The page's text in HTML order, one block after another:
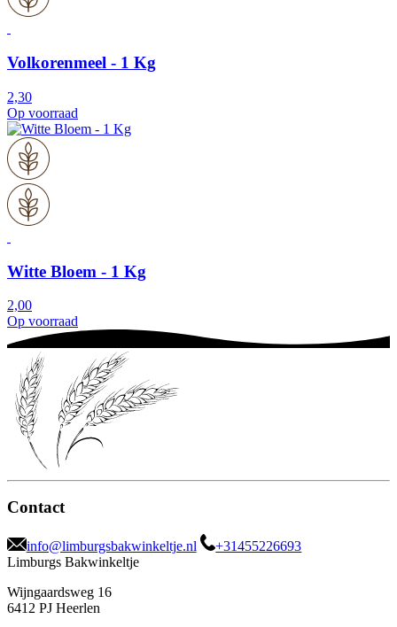
Volkorenmeel - 1 Kg
2,30
Op voorraad
Witte Bloem - 1 Kg
2,00
Op voorraad
Contact
info@limburgsbakwinkeltje.nl
+31455226693
Limburgs Bakwinkeltje
Wijngaardsweg 16
6412 PJ Heerlen